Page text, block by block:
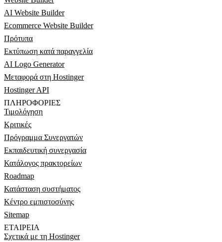
AI Website Builder
Ecommerce Website Builder
Πρότυπα
Εκτύπωση κατά παραγγελία
AI Logo Generator
Μεταφορά στη Hostinger
Hostinger API
ΠΛΗΡΟΦΟΡΊΕΣ
Τιμολόγηση
Κριτικές
Πρόγραμμα Συνεργατών
Εκπαιδευτική συνεργασία
Κατάλογος πρακτορείων
Roadmap
Κατάσταση συστήματος
Κέντρο εμπιστοσύνης
Sitemap
ΕΤΑΙΡΕΊΑ
Σχετικά με τη Hostinger